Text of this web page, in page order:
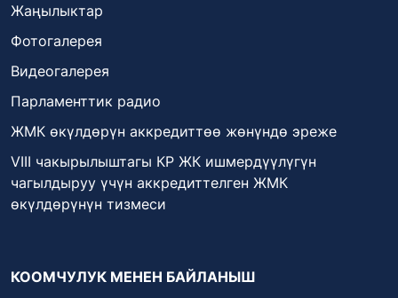
Жаңылыктар
Фотогалерея
Видеогалерея
Парламенттик радио
ЖМК өкүлдөрүн аккредиттөө жөнүндө эреже
VIII чакырылыштагы КР ЖК ишмердүүлүгүн
чагылдыруу үчүн аккредиттелген ЖМК
өкүлдөрүнүн тизмеси
КООМЧУЛУК МЕНЕН БАЙЛАНЫШ